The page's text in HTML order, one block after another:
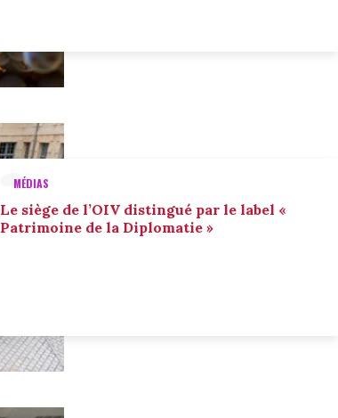
MÉDIAS
Le siège de l’OIV distingué par le label «
Patrimoine de la Diplomatie »